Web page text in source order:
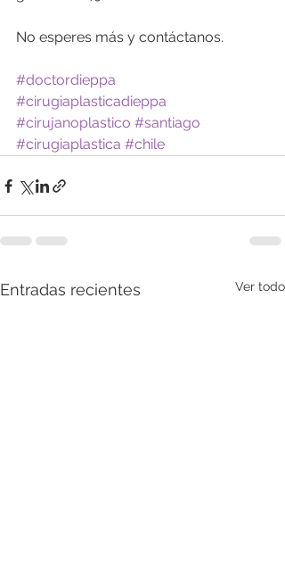
No esperes más y contáctanos.
#doctordieppa
#cirugiaplasticadieppa
#cirujanoplastico #santiago
#cirugiaplastica #chile
Entradas recientes Ver todo